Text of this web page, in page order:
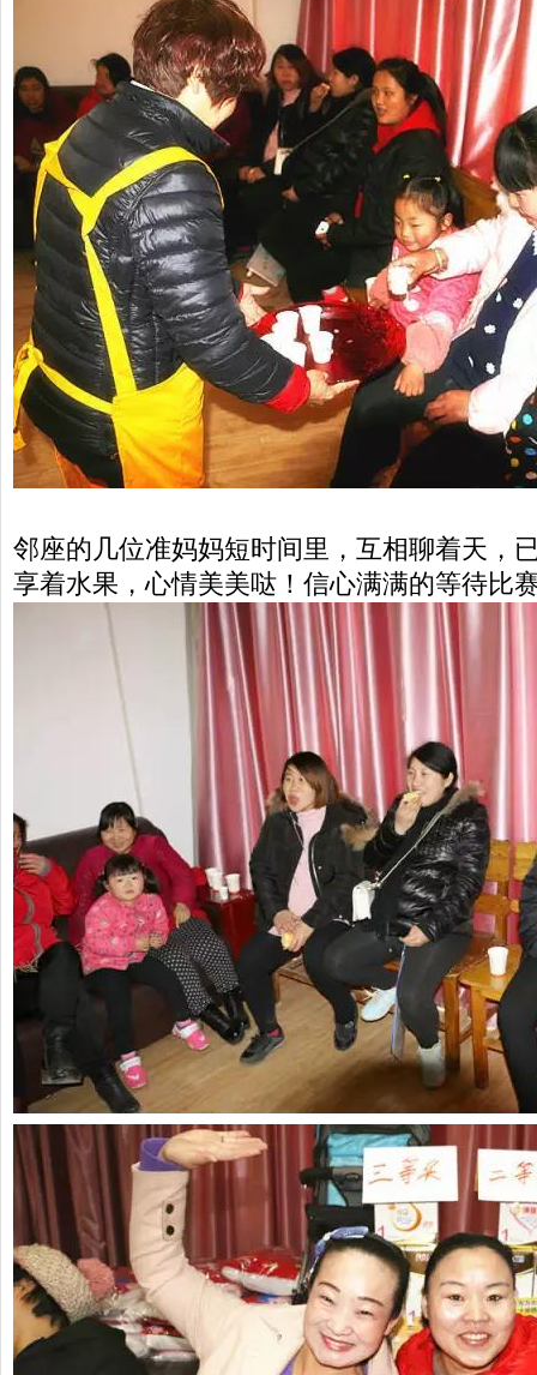
邻座的几位准妈妈短时间里，互相聊着天，
享着水果，心情美美哒！信心满满的等待比